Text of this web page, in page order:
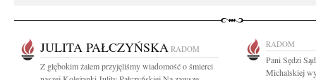
JULITA PAŁCZYŃSKA RADOM
Z głębokim żalem przyjęliśmy wiadomość o śmierci
RADOM
Pani Sędzi
Michalskiej